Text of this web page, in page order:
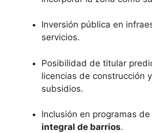
Inversión pública en
servicios.
Posibilidad de titular
licencias de construcción
subsidios.
Inclusión en programas de
integral de barrios.